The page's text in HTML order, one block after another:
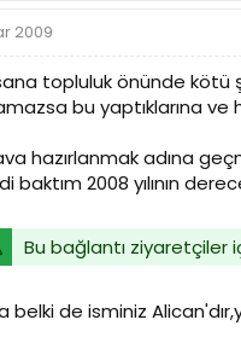
2009
topluluk önünde kötü
bu yaptıklarına
hazırlanmak adına
baktım 2008 yılının
Bu bağlantı ziyaretçiler
belki de isminiz